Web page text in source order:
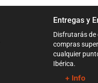
Entregas y
Disfrutarás
compras
cualquier
Ibérica.
+ Info